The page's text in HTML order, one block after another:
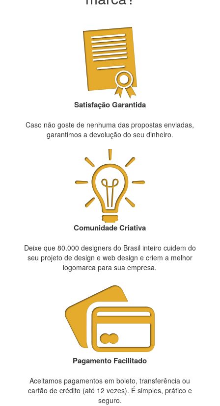
Satisfação Garantida
Caso não goste de nenhuma das propostas enviadas,
garantimos a devolução do seu dinheiro.
Comunidade Criativa
Deixe que 80.000 designers do Brasil inteiro cuidem do
seu projeto de design e web design e criem a melhor
logomarca para sua empresa.
Pagamento Facilitado
Aceitamos pagamentos em boleto, transferência ou
cartão de crédito (até 12 vezes). É simples, prático e
seguro.